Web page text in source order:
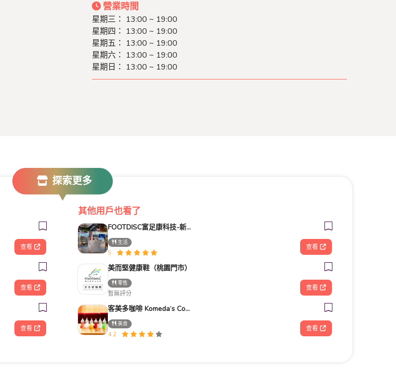
營業時間
星期三： 13:00 ~ 19:00
星期四： 13:00 ~ 19:00
星期五： 13:00 ~ 19:00
星期六： 13:00 ~ 19:00
星期日： 13:00 ~ 19:00
探索更多
查看
查看
查看
其他用戶也看了
FOOTDISC富足康科技-新光三越-西門店
生活
5
查看
美而堅健康鞋（桃園門市）
零售
暫無評分
查看
客美多咖啡 Komeda‘s Coffee - 台南小北店
美食
4.2
查看